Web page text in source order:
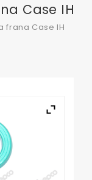
Case IH
frana Case IH